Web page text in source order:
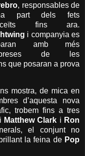
, responsables de
part dels fets
fins ara.
i companyia es
amb més
de les
que posaran a prova
mostra, de mica en
d’aquesta nova
trobem fins a tres
Matthew Clark i Ron
el conjunt no
la feina de Pop